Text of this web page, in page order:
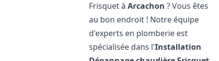
Frisquet àArcachon ? Vous êtes
au bon endroit ! Notre équipe
d'experts en plomberie est
spécialisée dans l'Installation